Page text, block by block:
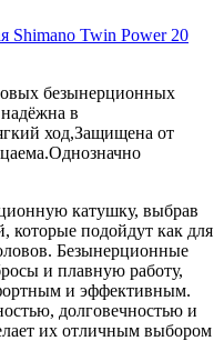
Shimano Twin Power 20
безынерционных
в
ход,Защищена от
катушку, выбрав
которые подойдут как для
Безынерционные
и плавную работу,
и эффективным.
долговечностью и
их отличным выбором